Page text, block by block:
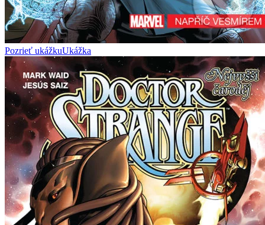
Pozrieť ukážkuUkážka